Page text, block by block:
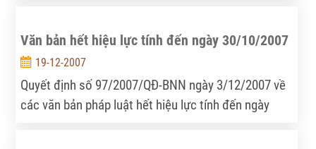
Văn bản hết hiệu lực tính đến ngày 30/10/2007
19-12-2007
Quyết định số 97/2007/QĐ-BNN ngày 3/12/2007 về
các văn bản pháp luật hết hiệu lực tính đến ngày